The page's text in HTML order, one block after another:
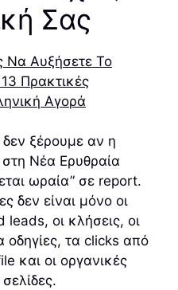
Σας
Να Αυξήσετε Το
Πρακτικές
Αγορά
ξέρουμε αν η
Νέα Ερυθραία
ωραία” σε report.
δεν είναι μόνο οι
leads, οι κλήσεις, οι
οδηγίες, τα clicks από
και οι οργανικές